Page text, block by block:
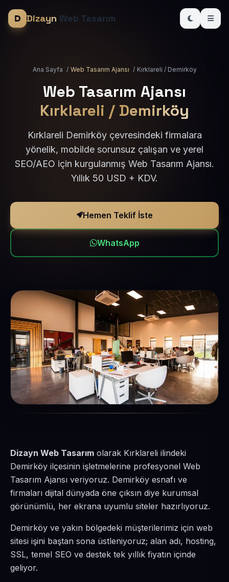
Dizayn Web Tasarım
Ana Sayfa / Web Tasarım Ajansı / Kırklareli / Demirköy
Web Tasarım Ajansı
Kırklareli / Demirköy
Kırklareli Demirköy çevresindeki firmalara
yönelik, mobilde sorunsuz çalışan ve yerel
SEO/AEO için kurgulanmış Web Tasarım Ajansı.
Yıllık 50 USD + KDV.
Hemen Teklif İste
WhatsApp
Dizayn Web Tasarım olarak Kırklareli ilindeki
Demirköy ilçesinin işletmelerine profesyonel Web
Tasarım Ajansı veriyoruz. Demirköy esnafı ve
firmaları dijital dünyada öne çıksın diye kurumsal
görünümlü, her ekrana uyumlu siteler hazırlıyoruz.
Demirköy ve yakın bölgedeki müşterilerimiz için web
sitesi işini baştan sona üstleniyoruz; alan adı, hosting,
SSL, temel SEO ve destek tek yıllık fiyatın içinde
geliyor.